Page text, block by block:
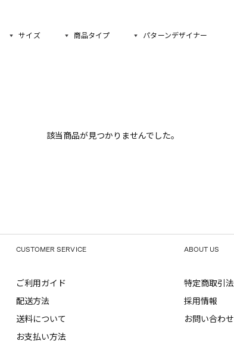
サイズ 商品タイプ パターンデザイナー
該当商品が見つかりませんでした。
CUSTOMER SERVICE
ご利用ガイド
配送方法
送料について
お支払い方法
ABOUT US
特定商取引法
採用情報
お問い合わせ